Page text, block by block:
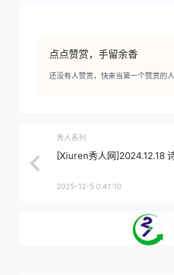
点点赞赏，手留余香
还没有人赞赏，快来当第一个赞赏的人
秀人系列
[Xiuren秀人网]2024.12.18
2025-12-5 0:41:10